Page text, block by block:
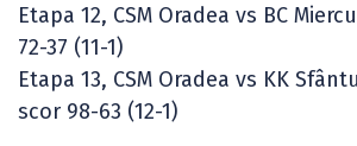
Etapa 12, CSM Oradea vs BC
72-37 (11-1)
Etapa 13, CSM Oradea vs KK
scor 98-63 (12-1)